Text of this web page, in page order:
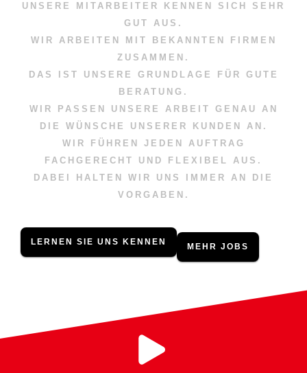
UNSERE MITARBEITER KENNEN SICH SEHR
GUT AUS.
WIR ARBEITEN MIT BEKANNTEN FIRMEN
ZUSAMMEN.
DAS IST UNSERE GRUNDLAGE FÜR GUTE
BERATUNG.
WIR PASSEN UNSERE ARBEIT GENAU AN
DIE WÜNSCHE UNSERER KUNDEN AN.
WIR FÜHREN JEDEN AUFTRAG
FACHGERECHT UND FLEXIBEL AUS.
DABEI HALTEN WIR UNS IMMER AN DIE
VORGABEN.
LERNEN SIE UNS KENNEN
MEHR JOBS